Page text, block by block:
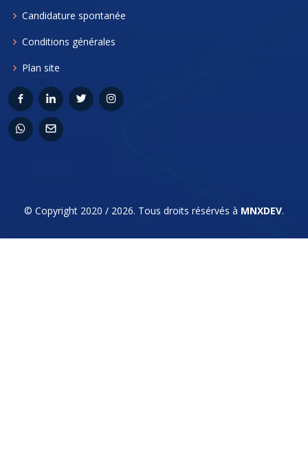
Candidature spontanée
Conditions générales
Plan site
© Copyright 2020 / 2026. Tous droits résérvés à MNXDEV.